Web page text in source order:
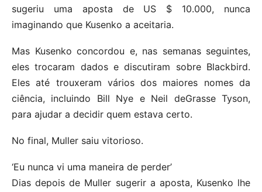
sugeriu uma aposta de US $ 10.000, nunca
imaginando que Kusenko a aceitaria.
Mas Kusenko concordou e, nas semanas seguintes,
eles trocaram dados e discutiram sobre Blackbird.
Eles até trouxeram vários dos maiores nomes da
ciência, incluindo Bill Nye e Neil deGrasse Tyson,
para ajudar a decidir quem estava certo.
No final, Muller saiu vitorioso.
‘Eu nunca vi uma maneira de perder’
Dias depois de Muller sugerir a aposta, Kusenko lhe